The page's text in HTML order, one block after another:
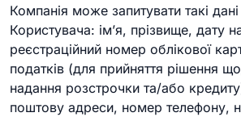
Компанія може запитувати такі
Користувача: ім’я, прізвище, дату
реєстраційний номер облікової
податків (для прийняття рішення
надання розстрочки та/або
поштову адреси, номер телефону,